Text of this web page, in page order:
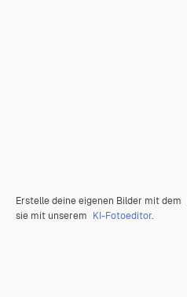
Erstelle deine eigenen Bilder mit dem
sie mit unserem KI-Fotoeditor.